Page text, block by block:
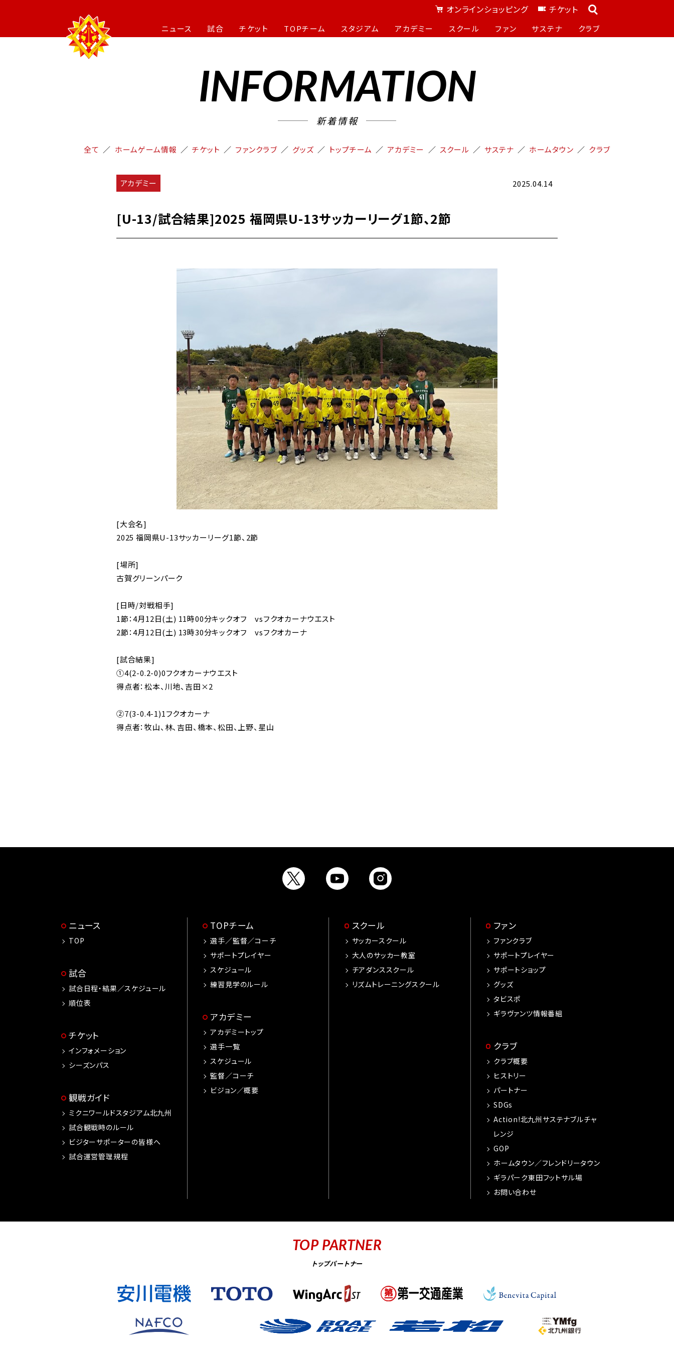
オンラインショッピング チケット
ニュース 試合 チケット TOPチーム スタジアム アカデミー スクール ファン サステナ クラブ
INFORMATION
新着情報
全て ホームゲーム情報 チケット ファンクラブ グッズ トップチーム アカデミー スクール サステナ ホームタウン クラブ
アカデミー 2025.04.14
[U-13/試合結果]2025 福岡県U-13サッカーリーグ1節、2節
[大会名]
2025 福岡県U-13サッカーリーグ1節、2節
[場所]
古賀グリーンパーク
[日時/対戦相手]
1節：4月12日(土) 11時00分キックオフ vsフクオカーナウエスト
2節：4月12日(土) 13時30分キックオフ vsフクオカーナ
[試合結果]
①4(2-0.2-0)0フクオカーナウエスト
得点者：松本、川地、吉田×2
②7(3-0.4-1)1フクオカーナ
得点者：牧山、林、吉田、橋本、松田、上野、星山
ニュース
TOP
試合
試合日程・結果／スケジュール
順位表
チケット
インフォメーション
シーズンパス
観戦ガイド
ミクニワールドスタジアム北九州
試合観戦時のルール
ビジターサポーターの皆様へ
試合運営管理規程
TOPチーム
選手／監督／コーチ
サポートプレイヤー
スケジュール
練習見学のルール
アカデミー
アカデミートップ
選手一覧
スケジュール
監督／コーチ
ビジョン／概要
スクール
サッカースクール
大人のサッカー教室
チアダンススクール
リズムトレーニングスクール
ファン
ファンクラブ
サポートプレイヤー
サポートショップ
グッズ
タビスポ
ギラヴァンツ情報番組
クラブ
クラブ概要
ヒストリー
パートナー
SDGs
Action!北九州サステナブルチャ
レンジ
GOP
ホームタウン／フレンドリータウン
ギラパーク東田フットサル場
お問い合わせ
TOP PARTNER
トップパートナー